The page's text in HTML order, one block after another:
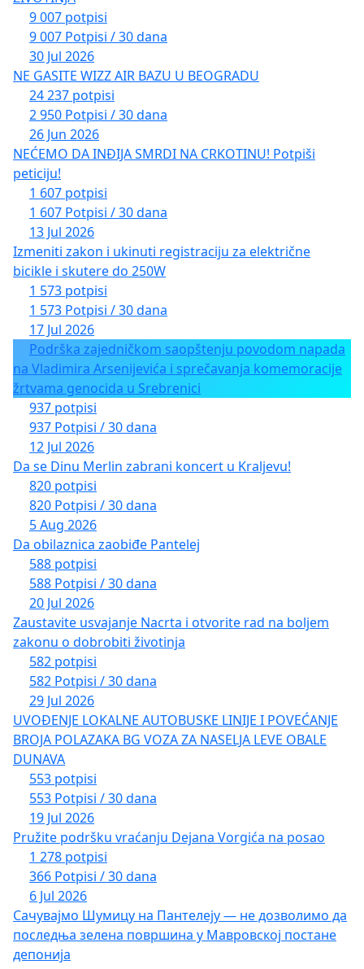
9 007 potpisi
9 007 Potpisi / 30 dana
30 Jul 2026
NE GASITE WIZZ AIR BAZU U BEOGRADU
24 237 potpisi
2 950 Potpisi / 30 dana
26 Jun 2026
NEĆEMO DA INĐIJA SMRDI NA CRKOTINU! Potpiši
peticiju!
1 607 potpisi
1 607 Potpisi / 30 dana
13 Jul 2026
Izmeniti zakon i ukinuti registraciju za električne
bicikle i skutere do 250W
1 573 potpisi
1 573 Potpisi / 30 dana
17 Jul 2026
Podrška zajedničkom saopštenju povodom napada
na Vladimira Arsenijevića i sprečavanja komemoracije
žrtvama genocida u Srebrenici
937 potpisi
937 Potpisi / 30 dana
12 Jul 2026
Da se Dinu Merlin zabrani koncert u Kraljevu!
820 potpisi
820 Potpisi / 30 dana
5 Aug 2026
Da obilaznica zaobiđe Pantelej
588 potpisi
588 Potpisi / 30 dana
20 Jul 2026
Zaustavite usvajanje Nacrta i otvorite rad na boljem
zakonu o dobrobiti životinja
582 potpisi
582 Potpisi / 30 dana
29 Jul 2026
UVOĐENJE LOKALNE AUTOBUSKE LINIJE I POVEĆANJE
BROJA POLAZAKA BG VOZA ZA NASELJA LEVE OBALE
DUNAVA
553 potpisi
553 Potpisi / 30 dana
19 Jul 2026
Pružite podršku vraćanju Dejana Vorgića na posao
1 278 potpisi
366 Potpisi / 30 dana
6 Jul 2026
Сачувајмо Шумицу на Пантелеју — не дозволимо да
последња зелена површина у Мавровској постане
депонија